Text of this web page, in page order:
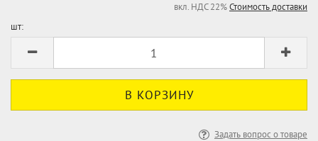
вкл. НДС 22%Стоимость доставки
шт:
Задать вопрос о товаре